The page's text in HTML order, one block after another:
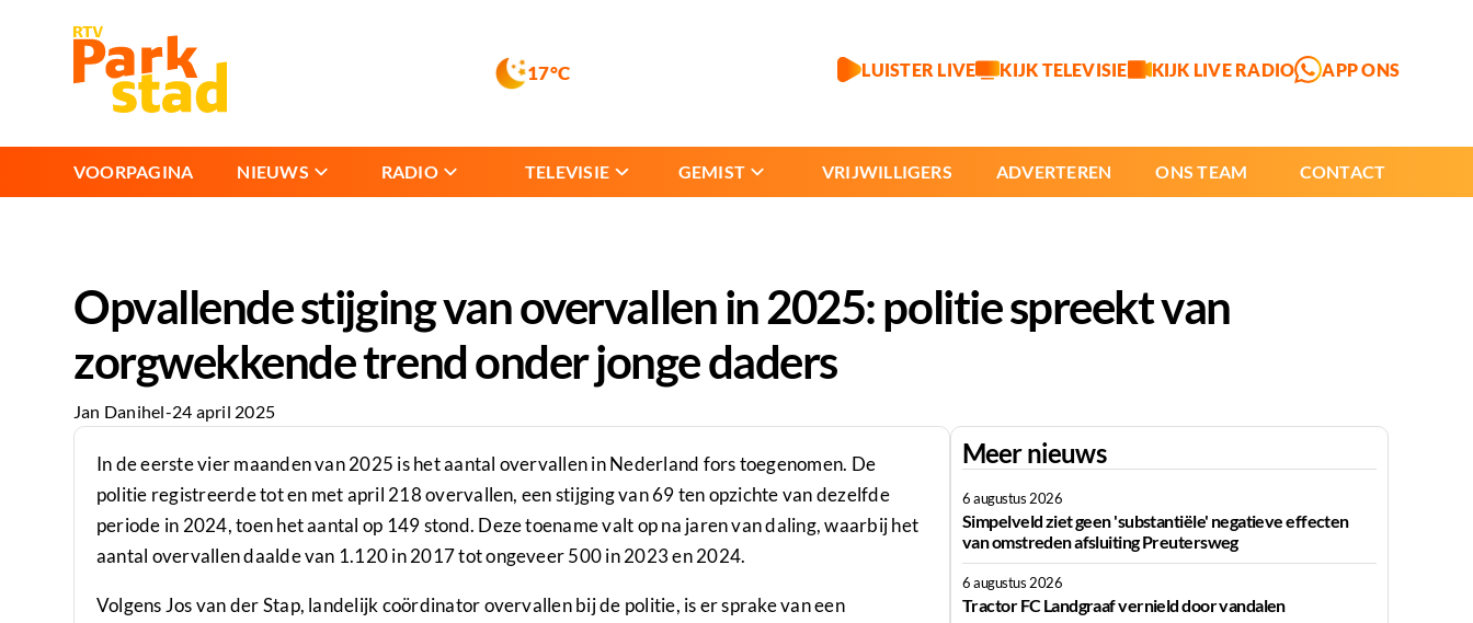
17°C LUISTER LIVE KIJK TELEVISIE KIJK LIVE RADIO APP ONS
VOORPAGINA NIEUWS RADIO TELEVISIE GEMIST VRIJWILLIGERS ADVERTEREN ONS TEAM CONTACT
Opvallende stijging van overvallen in 2025: politie spreekt van
zorgwekkende trend onder jonge daders
Jan Danihel-24 april 2025
In de eerste vier maanden van 2025 is het aantal overvallen in Nederland fors toegenomen. De
politie registreerde tot en met april 218 overvallen, een stijging van 69 ten opzichte van dezelfde
periode in 2024, toen het aantal op 149 stond. Deze toename valt op na jaren van daling, waarbij het
aantal overvallen daalde van 1.120 in 2017 tot ongeveer 500 in 2023 en 2024.
Volgens Jos van der Stap, landelijk coördinator overvallen bij de politie, is er sprake van een
Meer nieuws
6 augustus 2026
Simpelveld ziet geen 'substantiële' negatieve effecten
van omstreden afsluiting Preutersweg
6 augustus 2026
Tractor FC Landgraaf vernield door vandalen